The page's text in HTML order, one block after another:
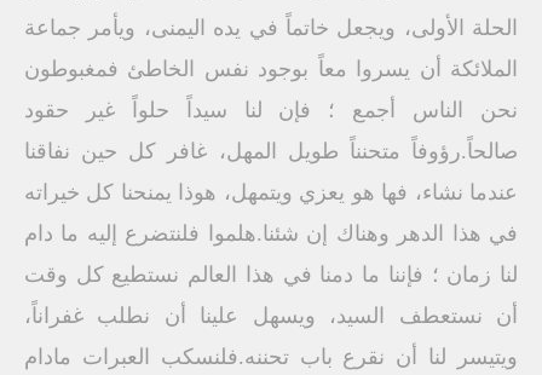
الحلة الأولى، ويجعل خاتماً في يده اليمنى، ويأمر جماعة
الملائكة أن يسروا معاً بوجود نفس الخاطئ فمغبوطون
نحن الناس أجمع ؛ فإن لنا سيداً حلواً غير حقود
صالحاً.رؤوفاً متحنناً طويل المهل، غافر كل حين نفاقنا
عندما نشاء، فها هو يعزي ويتمهل، هوذا يمنحنا كل خيراته
في هذا الدهر وهناك إن شئنا.هلموا فلنتضرع إليه ما دام
لنا زمان ؛ فإننا ما دمنا في هذا العالم نستطيع كل وقت
أن نستعطف السيد، ويسهل علينا أن نطلب غفراناً،
ويتيسر لنا أن نقرع باب تحننه.فلنسكب العبرات مادام